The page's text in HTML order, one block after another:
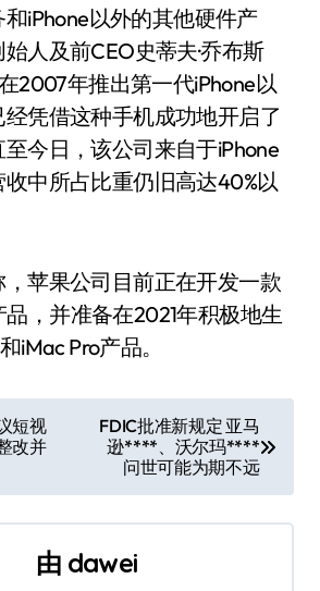
iPhone以外的其他硬件产
人及前CEO史蒂夫·乔布斯
在2007年推出第一代iPhone以
凭借这种手机成功地开启了
今日，该公司来自于iPhone
中所占比重仍旧高达40%以
苹果公司目前正在开发一款
，并准备在2021年积极地生
iMac Pro产品。
短视
改并
FDIC批准新规定 亚马
逊****、沃尔玛****
问世可能为期不远
由 dawei